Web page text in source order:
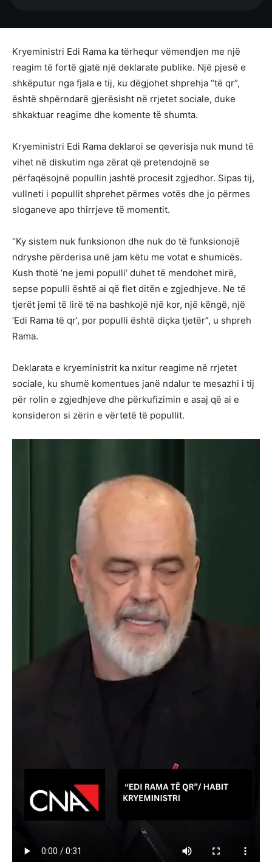
Kryeministri Edi Rama ka tërhequr vëmendjen me një
reagim të fortë gjatë një deklarate publike. Një pjesë e
shkëputur nga fjala e tij, ku dëgjohet shprehja “të qr”,
është shpërndarë gjerësisht në rrjetet sociale, duke
shkaktuar reagime dhe komente të shumta.
Kryeministri Edi Rama deklaroi se qeverisja nuk mund të
vihet në diskutim nga zërat që pretendojnë se
përfaqësojnë popullin jashtë procesit zgjedhor. Sipas tij,
vullneti i popullit shprehet përmes votës dhe jo përmes
sloganeve apo thirrjeve të momentit.
“Ky sistem nuk funksionon dhe nuk do të funksionojë
ndryshe përderisa unë jam këtu me votat e shumicës.
Kush thotë ‘ne jemi populli’ duhet të mendohet mirë,
sepse populli është ai që flet ditën e zgjedhjeve. Ne të
tjerët jemi të lirë të na bashkojë një kor, një këngë, një
‘Edi Rama të qr’, por populli është diçka tjetër”, u shpreh
Rama.
Deklarata e kryeministrit ka nxitur reagime në rrjetet
sociale, ku shumë komentues janë ndalur te mesazhi i tij
për rolin e zgjedhjeve dhe përkufizimin e asaj që ai e
konsideron si zërin e vërtetë të popullit.